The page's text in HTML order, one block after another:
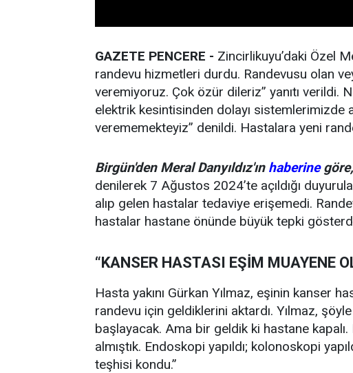
GAZETE PENCERE - Zincirlikuyu’daki Özel
randevu hizmetleri durdu. Randevusu olan
veremiyoruz. Çok özür dileriz” yanıtı verildi.
elektrik kesintisinden dolayı sistemlerimizde
verememekteyiz” denildi. Hastalara yeni
Birgün'den Meral Danyıldız'ın haberinegöre,
denilerek 7 Ağustos 2024’te açıldığı
alıp gelen hastalar tedaviye erişemedi.
hastalar hastane önünde büyük tepki
“KANSER HASTASI EŞİM MUAYENE
Hasta yakını Gürkan Yılmaz, eşinin kanser
randevu için geldiklerini aktardı. Yılmaz,
başlayacak. Ama bir geldik ki hastane
almıştık. Endoskopi yapıldı; kolonoskopi
teşhisi kondu.”